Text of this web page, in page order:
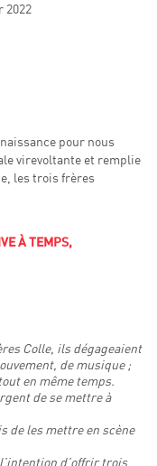
2022
pour nous
virevoltante et remplie
les trois frères
À TEMPS,
Colle, ils dégageaient
de musique ;
en même temps.
de se mettre à
de les mettre en scène
d’offrir trois